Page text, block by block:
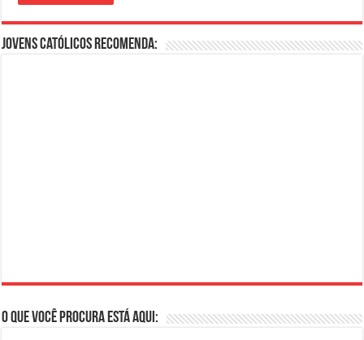
Jovens Católicos Recomenda:
O que você procura está aqui: